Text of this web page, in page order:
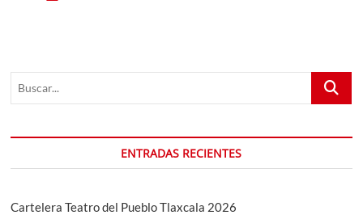
Boletos
y
lo
debes
Buscar...
ENTRADAS RECIENTES
Cartelera Teatro del Pueblo Tlaxcala 2026